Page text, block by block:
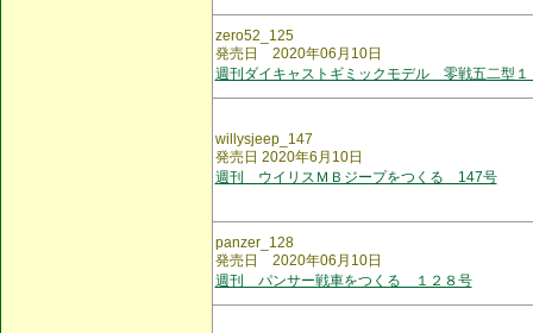
zero52_125
発売日 2020年06月10日
週刊ダイキャストギミックモデル 零戦五二型１
willysjeep_147
発売日 2020年6月10日
週刊 ウイリスＭＢジープをつくる 147号
panzer_128
発売日 2020年06月10日
週刊 パンサー戦車をつくる １２８号